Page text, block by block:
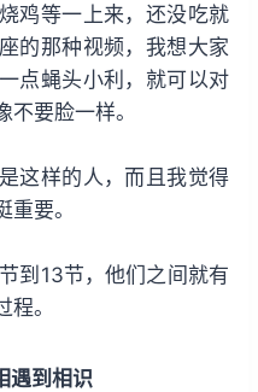
鸡等一上来，还没吃就
的那种视频，我想大家
点蝇头小利，就可以对
要脸一样。
这样的人，而且我觉得
要。
到13节，他们之间就有
。
遇到相识